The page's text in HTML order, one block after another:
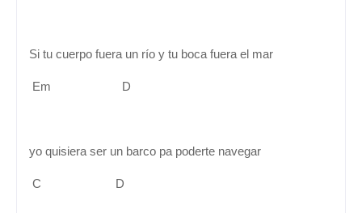
Si tu cuerpo fuera un río y tu boca fuera el mar
Em D
yo quisiera ser un barco pa poderte navegar
C D